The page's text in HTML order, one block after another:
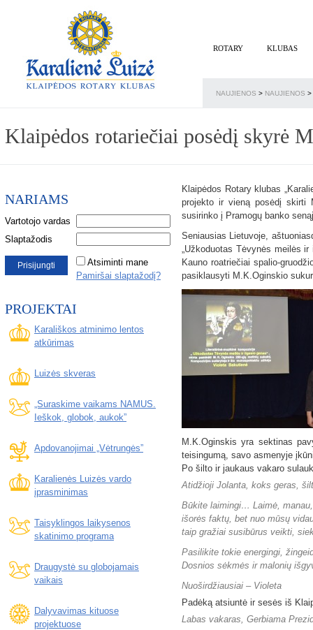
ROTARY KLUBAS
NAUJIENOS > NAUJIENOS >
Klaipėdos rotariečiai posėdį skyrė
NARIAMS
Vartotojo vardas
Slaptažodis
Atsiminti mane
Pamiršai slaptažodį?
PROJEKTAI
Karališkos atminimo lentos
atkūrimas
Luizės skveras
„Suraskime vaikams NAMUS.
Ieškok, globok, aukok”
Apdovanojimai „Vėtrungės”
Karalienės Luizės vardo
įprasminimas
Taisyklingos laikysenos
skatinimo programa
Draugystė su globojamais
vaikais
Dalyvavimas kituose
projektuose
Klaipėdos Rotary klubas
projekto ir vieną posėdį skirti
susirinko į Pramogų banko
Seniausias Lietuvoje,
„Užkoduotas Tėvynės meilės
Kauno roatriečiai spalio-
pasiklausyti M.K.Oginskio
M.K.Oginskis yra sektinas
teisingumą, savo asmenyje
Po šilto ir jaukaus vakaro
Atidžioji Jolanta, koks geras,
Būkite laimingi… Laimė,
išorės faktų, bet nuo mūsų
taip gražiai susibūrus veikti,
Pasilikite tokie energingi,
Dosnios sėkmės ir malonių
Nuoširdžiausiai – Violeta
Padėką atsiuntė ir sesės iš
Labas vakaras, Gerbiama